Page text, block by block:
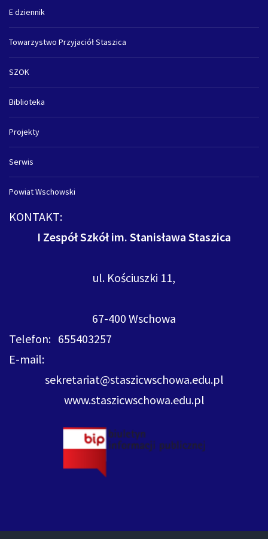
E dziennik
Towarzystwo Przyjaciół Staszica
SZOK
Biblioteka
Projekty
Serwis
Powiat Wschowski
KONTAKT:
I Zespół Szkół im. Stanisława Staszica
ul. Kościuszki 11,
67-400 Wschowa
Telefon: 655403257
E-mail:
sekretariat@staszicwschowa.edu.pl
www.staszicwschowa.edu.pl